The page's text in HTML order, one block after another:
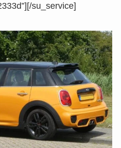
su_service]